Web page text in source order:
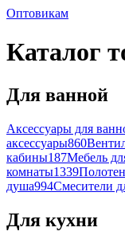
Оптовикам
Каталог
Для ванной
Аксессуары для
аксессуары860
кабины187Мебель
комнаты1339
душа994Смесители
Для кухни